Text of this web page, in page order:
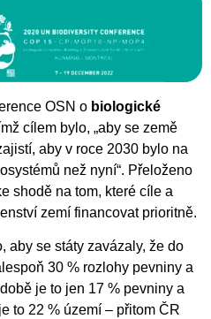
OSN o biologické
cílem bylo, „aby se země
aby v roce 2030 bylo na
než nyní“. Přeloženo
shodě na tom, které cíle a
zemí financovat prioritně.
aby se státy zavázaly, že do
30 % rozlohy pevniny a
je to jen 17 % pevniny a
to 22 % území – přitom ČR